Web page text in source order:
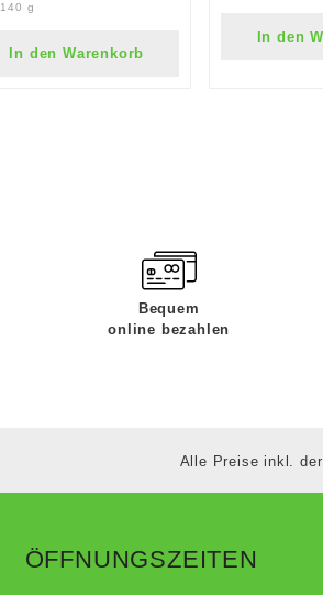
140 g
In den Warenkorb
In den
Bequem
online bezahlen
Alle Preise inkl.
ÖFFNUNGSZEITEN